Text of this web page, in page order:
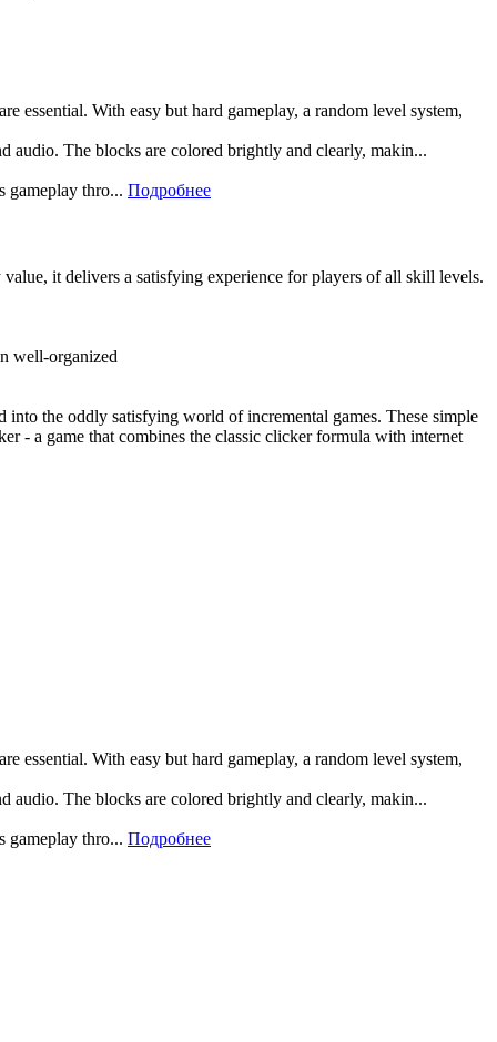
essential. With easy but hard gameplay, a random level system,
audio. The blocks are colored brightly and clearly, makin...
gameplay thro... Подробнее
it delivers a satisfying experience for players of all skill levels.
well-organized
the oddly satisfying world of incremental games. These simple
- a game that combines the classic clicker formula with internet
essential. With easy but hard gameplay, a random level system,
audio. The blocks are colored brightly and clearly, makin...
gameplay thro... Подробнее